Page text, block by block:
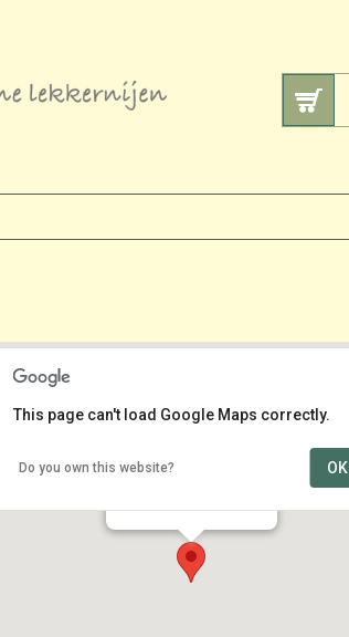
centrum
This page can't load Google Maps correctly.
Do you own this website? OK